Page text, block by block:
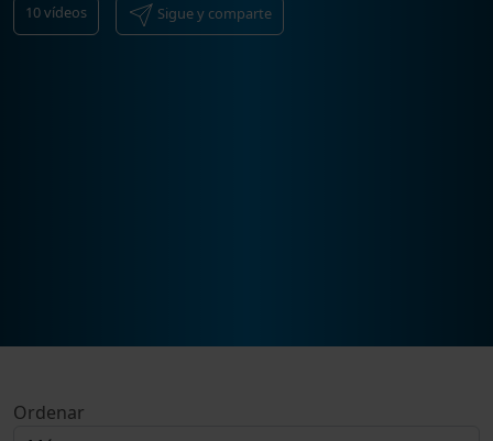
10vídeos Sigue y comparte
Ordenar